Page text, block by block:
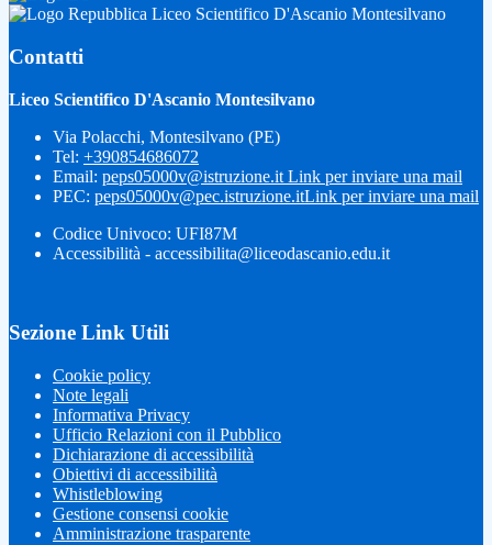
Liceo Scientifico D'Ascanio Montesilvano
Contatti
Liceo Scientifico D'Ascanio Montesilvano
Via Polacchi, Montesilvano (PE)
Tel: +390854686072
Email: peps05000v@istruzione.it Link per inviare una mail
PEC: peps05000v@pec.istruzione.itLink per inviare una mail
Codice Univoco: UFI87M
Accessibilità - accessibilita@liceodascanio.edu.it
Sezione Link Utili
Cookie policy
Note legali
Informativa Privacy
Ufficio Relazioni con il Pubblico
Dichiarazione di accessibilità
Obiettivi di accessibilità
Whistleblowing
Gestione consensi cookie
Amministrazione trasparente